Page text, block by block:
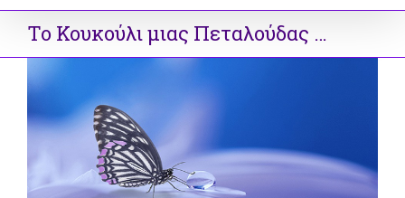
Το Κουκούλι μιας Πεταλούδας …